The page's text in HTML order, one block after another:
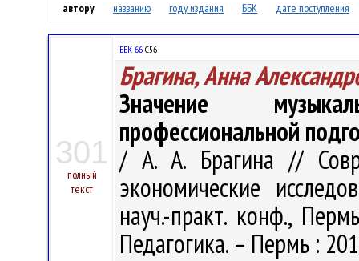
автору
названию году издания ББК дате поступления
301
полный
текст
ББК 66.С56
Брагина, Анна
Значение
профессиональной
/ А. А. Брагина //
экономические
науч.-практ. конф.,
Педагогика. – Пермь :